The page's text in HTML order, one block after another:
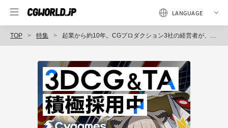
TOP 特集 起業から約10年。CGプロダクション3社の経営者が、これまでと、これからの道のりを語る（前編）